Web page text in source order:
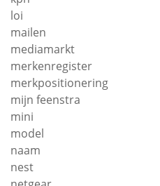
loi
mailen
mediamarkt
merkenregister
merkpositionering
mijn feenstra
mini
model
naam
nest